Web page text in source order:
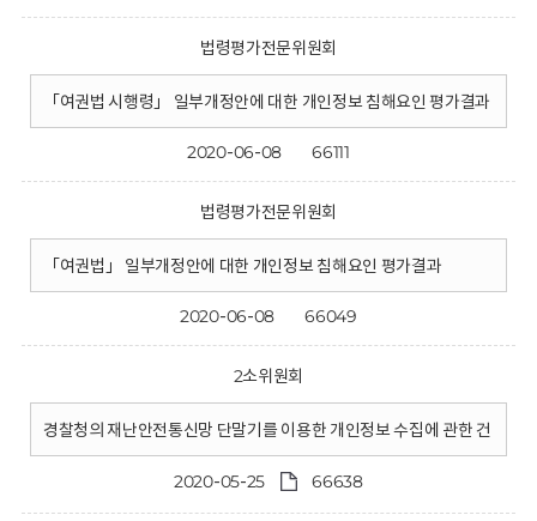
법령평가전문위원회
「여권법 시행령」 일부개정안에 대한 개인정보 침해요인 평가결과
2020-06-08 66111
법령평가전문위원회
「여권법」 일부개정안에 대한 개인정보 침해요인 평가결과
2020-06-08 66049
2소위원회
경찰청의 재난안전통신망 단말기를 이용한 개인정보 수집에 관한 건
2020-05-25 66638